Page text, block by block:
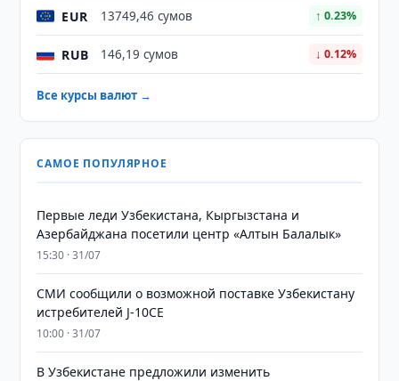
EUR 13749,46 сумов ↑ 0.23%
RUB 146,19 сумов ↓ 0.12%
Все курсы валют →
САМОЕ ПОПУЛЯРНОЕ
Первые леди Узбекистана, Кыргызстана и
Азербайджана посетили центр «Алтын Балалык»
15:30 · 31/07
СМИ сообщили о возможной поставке Узбекистану
истребителей J-10CE
10:00 · 31/07
В Узбекистане предложили изменить